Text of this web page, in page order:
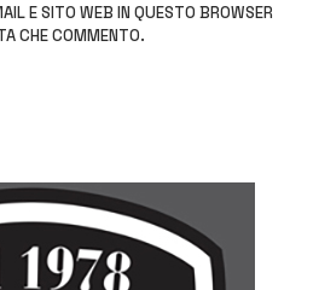
E SITO WEB IN QUESTO BROWSER
CHE COMMENTO.